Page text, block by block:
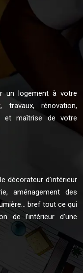
un logement à votre
travaux, rénovation,
et maîtrise de votre
décorateur d’intérieur
aménagement des
bref tout ce qui
de l’intérieur d’une